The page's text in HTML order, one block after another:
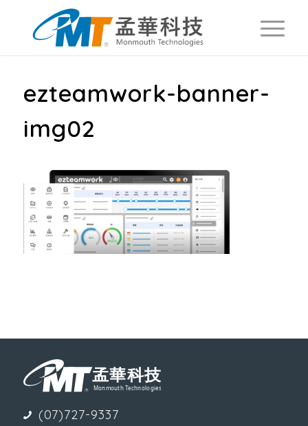
ezteamwork-banner-
img02
(07)727-9337